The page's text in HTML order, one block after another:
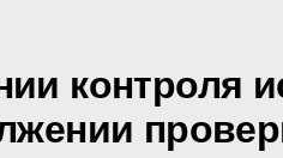
контроля